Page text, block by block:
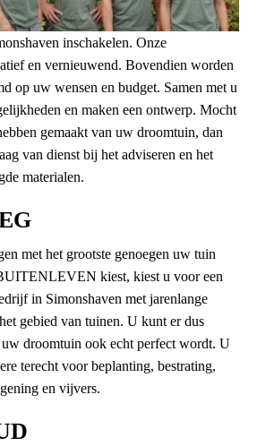
inschakelen. Onze
en vernieuwend. Bovendien worden
op uw wensen en budget. Samen met u
en maken een ontwerp. Mocht
gemaakt van uw droomtuin, dan
van dienst bij het adviseren en het
materialen.
met het grootste genoegen uw tuin
kiest, kiest u voor een
in Simonshaven met jarenlange
gebied van tuinen. U kunt er dus
droomtuin ook echt perfect wordt. U
terecht voor beplanting, bestrating,
en vijvers.